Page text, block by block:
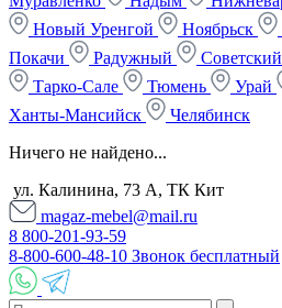
Новый Уренгой
Ноябрьск
Покачи
Радужный Советский
Тарко-Сале
Тюмень Урай
Ханты-Мансийск
Челябинск
Ничего не найдено...
ул. Калинина, 73 А, ТК Кит
magaz-mebel@mail.ru
8 800-201-93-59
8-800-600-48-10 Звонок бесплатный